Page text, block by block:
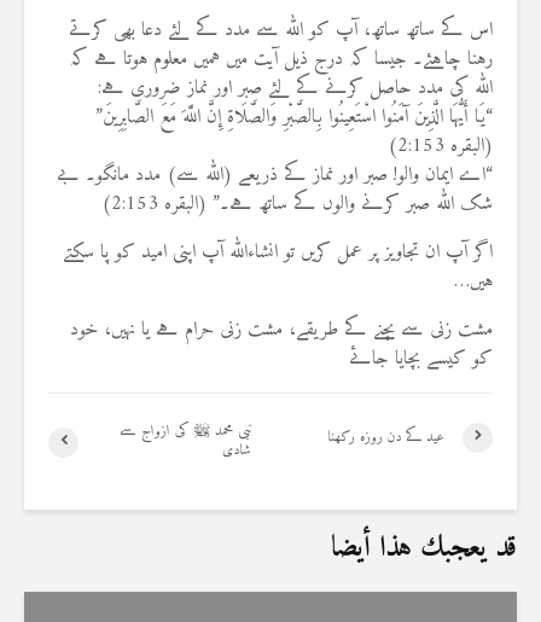
اس کے ساتھ ساتھ، آپ کو اللہ سے مدد کے لئے دعا بھی کرتے
رہنا چاہئے۔ جیسا کہ درج ذیل آیت میں ہمیں معلوم ہوتا ہے کہ
اللہ کی مدد حاصل کرنے کے لئے صبر اور نماز ضروری ہے:
“يَا أَيُّهَا الَّذِينَ آمَنُوا اسْتَعِينُوا بِالصَّبْرِ وَالصَّلَاةِ إِنَّ اللَّهَ مَعَ الصَّابِرِينَ”
(البقرہ 2:153)
“اے ایمان والو! صبر اور نماز کے ذریعے (اللہ سے) مدد مانگو۔ بے
شک اللہ صبر کرنے والوں کے ساتھ ہے۔” (البقرہ 2:153)
اگر آپ ان تجاویز پر عمل کریں تو انشاءاللہ آپ اپنی امید کو پا سکتے
ہیں…
مشت زنی سے بچنے کے طریقے، مشت زنی حرام ہے یا نہیں، خود
کو کیسے بچایا جائے
نبی محمد ﷺ کی ازواج سے
شادی
عید کے دن روزہ رکھنا
قد يعجبك هذا أيضا